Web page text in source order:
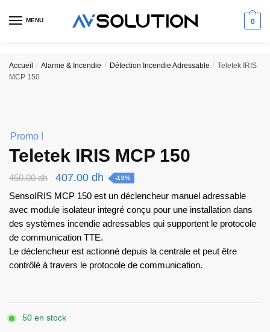
MENU 0
Accueil / Alarme & Incendie / Détection Incendie Adressable / Teletek IRIS
MCP 150
Promo !
Teletek IRIS MCP 150
450.00dh
Le
prix
initial
était :
450.00 dh.
407.00 dh Le
prix
actuel
est :
-10%
SensoIRIS MCP 150 est un déclencheur manuel adressable
avec module isolateur integré conçu pour une installation dans
des systèmes incendie adressables qui supportent le protocole
de communication TTE.
Le déclencheur est actionné depuis la centrale et peut être
contrôlé à travers le protocole de communication.
50 en stock